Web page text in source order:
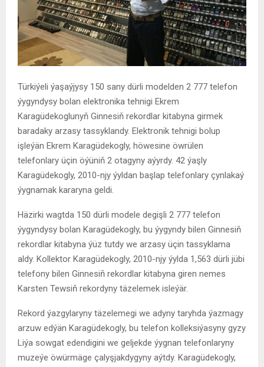
Türkiýeli ýaşaýjysy 150 sany dürli modelden 2 777 telefon
ýygyndysy bolan elektronika tehnigi Ekrem
Karagüdekoglunyň Ginnesiň rekordlar kitabyna girmek
baradaky arzasy tassyklandy. Elektronik tehnigi bolup
işleýän Ekrem Karagüdekogly, höwesine öwrülen
telefonlary üçin öýüniň 2 otagyny aýyrdy. 42 ýaşly
Karagüdekogly, 2010-njy ýyldan başlap telefonlary çynlakaý
ýygnamak kararyna geldi.
Häzirki wagtda 150 dürli modele degişli 2 777 telefon
ýygyndysy bolan Karagüdekogly, bu ýygyndy bilen Ginnesiň
rekordlar kitabyna ýüz tutdy we arzasy üçin tassyklama
aldy. Kollektor Karagüdekogly, 2010-njy ýylda 1,563 dürli jübi
telefony bilen Ginnesiň rekordlar kitabyna giren nemes
Karsten Tewsiň rekordyny täzelemek isleýär.
Rekord ýazgylaryny täzelemegi we adyny taryhda ýazmagy
arzuw edýän Karagüdekogly, bu telefon kolleksiýasyny gyzy
Liýa sowgat edendigini we geljekde ýygnan telefonlaryny
muzeýe öwürmäge çalyşjakdygyny aýtdy. Karagüdekogly,